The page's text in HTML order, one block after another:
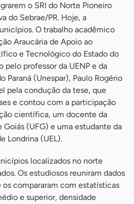
o SRI do Norte Pioneiro
do Sebrae/PR. Hoje, a
O trabalho acadêmico
Araucária de Apoio ao
e Tecnológico do Estado do
pelo professor da UENP e da
Paraná (Unespar), Paulo Rogério
pela condução da tese, que
e contou com a participação
científica, um docente da
Goiás (UFG) e uma estudante da
Londrina (UEL).
localizados no norte
Os estudiosos reuniram dados
os compararam com estatísticas
e superior, densidade